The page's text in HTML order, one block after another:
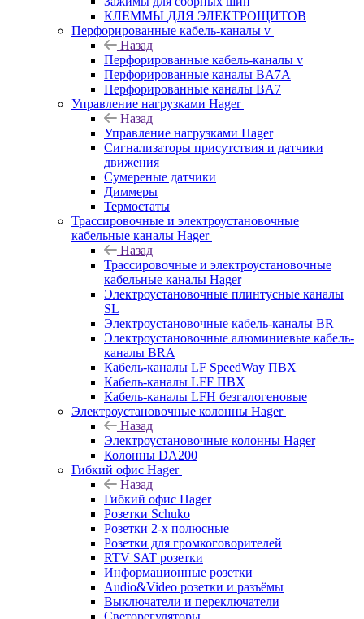
КЛЕММЫ ДЛЯ ЭЛЕКТРОЩИТОВ
Перфорированные кабель-каналы v
Назад
Перфорированные кабель-каналы v
Перфорированные каналы BA7A
Перфорированные каналы BA7
Управление нагрузками Hager
Назад
Управление нагрузками Hager
Сигнализаторы присутствия и датчики
движения
Сумереные датчики
Диммеры
Термостаты
Трассировочные и электроустановочные
кабельные каналы Hager
Назад
Трассировочные и электроустановочные
кабельные каналы Hager
Электроустановочные плинтусные каналы
SL
Электроустановочные кабель-каналы BR
Электроустановочные алюминиевые кабель-
каналы BRA
Кабель-каналы LF SpeedWay ПВХ
Кабель-каналы LFF ПВХ
Кабель-каналы LFH безгалогеновые
Электроустановочные колонны Hager
Назад
Электроустановочные колонны Hager
Колонны DA200
Гибкий офис Hager
Назад
Гибкий офис Hager
Розетки Schuko
Розетки 2-х полюсные
Розетки для громкоговорителей
RTV SAT розетки
Информационные розетки
Audio&Video розетки и разъёмы
Выключатели и переключатели
Светорегуляторы